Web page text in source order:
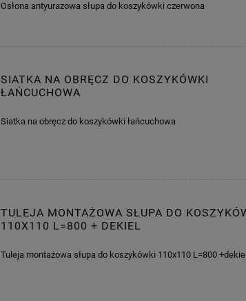
Osłona antyurazowa słupa do koszykówki czerwona
SIATKA NA OBRĘCZ DO KOSZYKÓWKI
ŁAŃCUCHOWA
Siatka na obręcz do koszykówki łańcuchowa
TULEJA MONTAŻOWA SŁUPA DO
110X110 L=800 + DEKIEL
Tuleja montażowa słupa do koszykówki 110x110 L=800